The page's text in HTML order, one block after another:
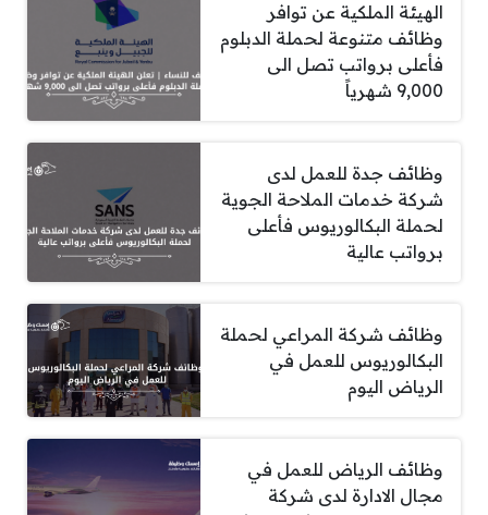
الهيئة الملكية عن توافر
وظائف متنوعة لحملة الدبلوم
فأعلى برواتب تصل الى
9,000 شهرياً
وظائف جدة للعمل لدى
شركة خدمات الملاحة الجوية
لحملة البكالوريوس فأعلى
برواتب عالية
وظائف شركة المراعي لحملة
البكالوريوس للعمل في
الرياض اليوم
وظائف الرياض للعمل في
مجال الادارة لدى شركة